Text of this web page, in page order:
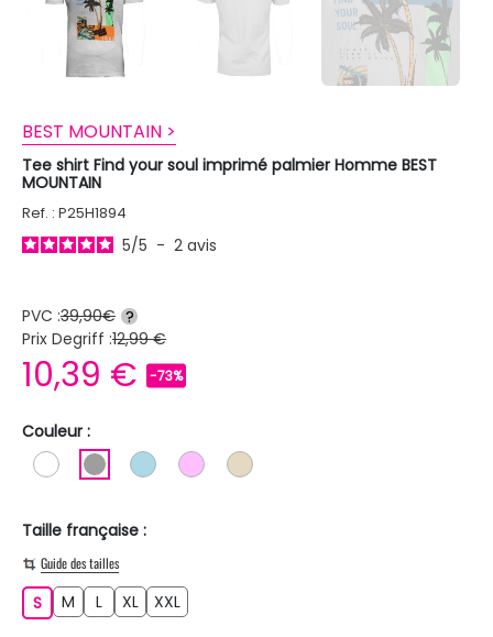
BEST MOUNTAIN >
Tee shirt Find your soul imprimé palmier Homme BEST
MOUNTAIN
Ref. : P25H1894
5/5 - 2 avis
PVC :39,90€ ?
Prix Degriff :12,99 €
10,39 € -73%
Couleur :
BLANC GRIS BLEU CLAIRROSE CLAIR
BEIGE
Taille française :
Guide des tailles
SS M L XL XXL